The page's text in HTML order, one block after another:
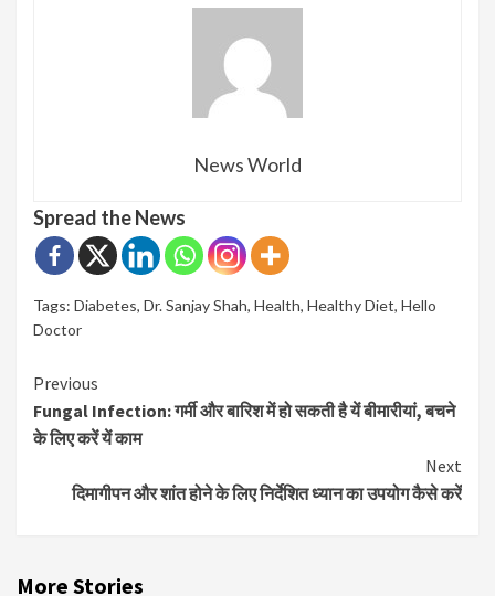
News World
Spread the News
Tags: Diabetes, Dr. Sanjay Shah, Health, Healthy Diet, Hello
Doctor
Continue
Reading
Previous
Fungal Infection: गर्मी और बारिश में हो सकती है यें बीमारीयां, बचने
के लिए करें यें काम
Next
दिमागीपन और शांत होने के लिए निर्देशित ध्यान का उपयोग कैसे करें
More Stories